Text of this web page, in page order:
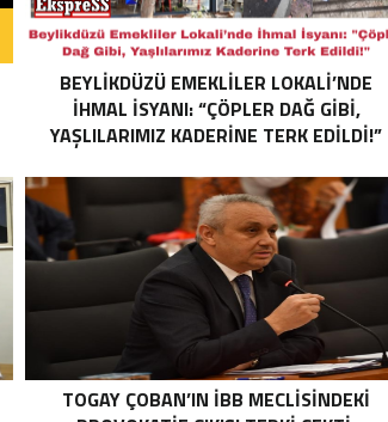
BEYLIKDÜZÜ EMEKLILER LOKALI’NDE
İHMAL İSYANI: “ÇÖPLER DAĞ GIBI,
YAŞLILARIMIZ KADERINE TERK EDILDI!”
TOGAY ÇOBAN’IN İBB MECLISINDEKI